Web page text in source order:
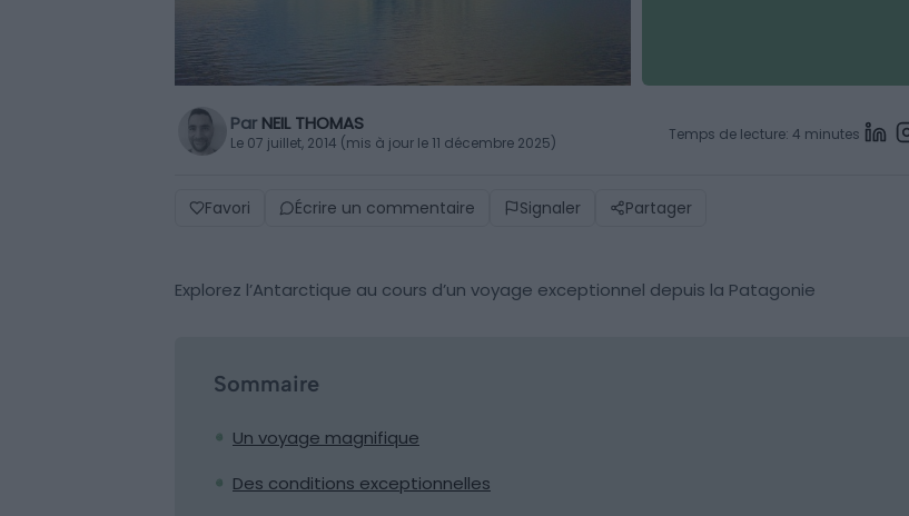
Par NEIL THOMAS
Le 07 juillet, 2014 (mis à jour le 11 décembre 2025) Temps de lecture: 4 minutes
Favori Écrire un commentaire Signaler Partager
Explorez l’Antarctique au cours d’un voyage exceptionnel depuis la Patagonie
Sommaire
Un voyage magnifique
Des conditions exceptionnelles